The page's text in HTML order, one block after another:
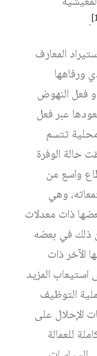
.
المعارف
ورفاهها
فعل النهوض
عبر فعل
تتسم
حالة الوفرة
واسع من
وهي
ذات معدلات
أو أدنى من ذلك في بعضه
الآخر ذات
المزيد
التوظيف
الإحلال على
للعمالة